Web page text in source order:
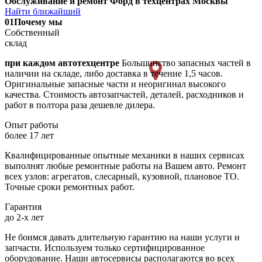
Найти ближайший
01Почему мы
Собственный
склад
при каждом автотехцентре Большинство запасных частей в
наличии на складе, либо доставка в течение 1,5 часов.
Оригинальные запасные части и неоригинал высокого
качества. Стоимость автозапчастей, деталей, расходников и
работ в полтора раза дешевле дилера.
Опыт работы
более 17 лет
Квалифицированные опытные механики в наших сервисах
выполнят любые ремонтные работы на Вашем авто. Ремонт
всех узлов: агрегатов, слесарный, кузовной, плановое ТО.
Точные сроки ремонтных работ.
Гарантия
до 2-х лет
Не боимся давать длительную гарантию на наши услуги и
запчасти. Используем только сертифицированное
оборудование. Наши автосервисы располагаются во всех